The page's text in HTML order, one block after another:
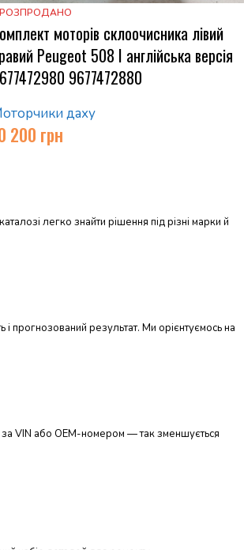
РОЗПРОДАНО
моторів склоочисника лівий
Peugeot 508 I англійська версія
9677472880
даху
200 грн
легко знайти рішення під різні марки й
і прогнозований результат. Ми орієнтуємось на
за VIN або OEM-номером — так зменшується